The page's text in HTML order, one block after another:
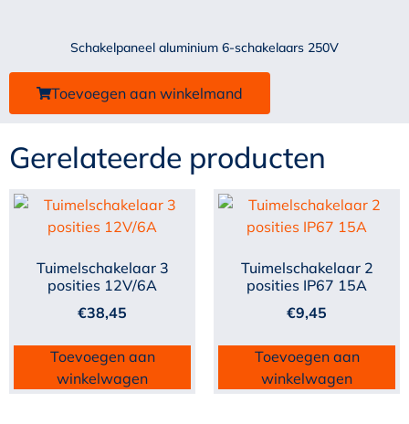
Schakelpaneel aluminium 6-schakelaars 250V
Toevoegen aan winkelmand
Gerelateerde producten
Tuimelschakelaar 3
posities 12V/6A
€38,45
Toevoegen aan
winkelwagen
Tuimelschakelaar 2
posities IP67 15A
€9,45
Toevoegen aan
winkelwagen